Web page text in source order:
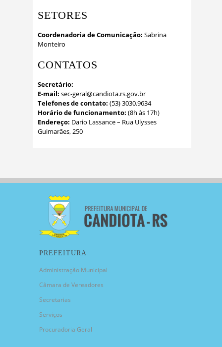
SETORES
Coordenadoria de Comunicação: Sabrina
Monteiro
CONTATOS
Secretário:
E-mail: sec-geral@candiota.rs.gov.br
Telefones de contato: (53) 3030.9634
Horário de funcionamento: (8h às 17h)
Endereço: Dario Lassance – Rua Ulysses
Guimarães, 250
PREFEITURA
Administração Municipal
Câmara de Vereadores
Secretarias
Serviços
Procuradoria Geral